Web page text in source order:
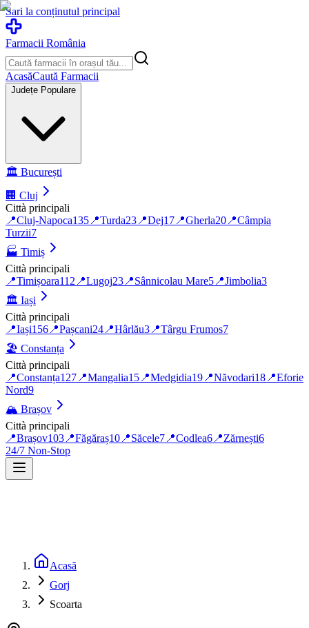
Sari la conținutul principal
Farmacii România
AcasăCaută Farmacii
Județe Populare
🏛️ București
🏢 Cluj
Città principali
📍Cluj-Napoca135 📍Turda23 📍Dej17 📍Gherla20 📍Câmpia
Turzii7
🏭 Timiș
Città principali
📍Timișoara112 📍Lugoj23 📍Sânnicolau Mare5 📍Jimbolia3
🏛️ Iași
Città principali
📍Iași156 📍Pașcani24 📍Hârlău3 📍Târgu Frumos7
🏖️ Constanța
Città principali
📍Constanța127 📍Mangalia15 📍Medgidia19 📍Năvodari18 📍Eforie
Nord9
🏔️ Brașov
Città principali
📍Brașov103 📍Făgăraș10 📍Săcele7 📍Codlea6 📍Zărnești6
24/7 Non-Stop
Acasă
Gorj
Scoarta